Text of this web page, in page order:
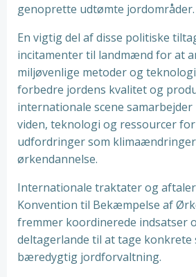
genoprette udtømte jordområder.
En vigtig del af disse politiske
incitamenter til landmænd for at
miljøvenlige metoder og
forbedre jordens kvalitet og
internationale scene samarbejder
viden, teknologi og ressourcer
udfordringer som
ørkendannelse.
Internationale traktater og aftaler,
Konvention til Bekæmpelse af
fremmer koordinerede indsatser
deltagerlande til at tage konkrete
bæredygtig jordforvaltning.